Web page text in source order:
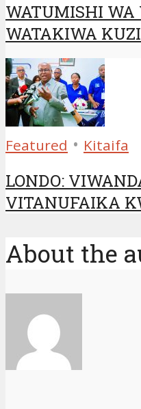
WATUMISHI
WATAKIWA
Featured • Kitaifa
LONDO:
VITANUFAIKA
About the